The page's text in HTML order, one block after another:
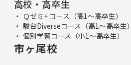
高校・高卒生
Ｑゼミ+ コース（高1～高卒生）
駿台Diverseコース（高1～高卒生）
個別学習コース（小1～高卒生）
市ヶ尾校